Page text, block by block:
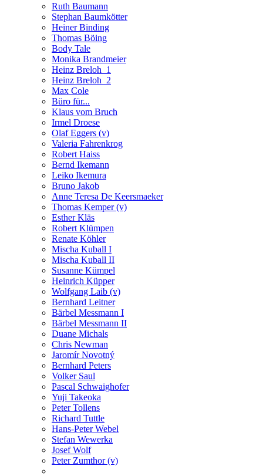
Ruth Baumann
Stephan Baumkötter
Heiner Binding
Thomas Böing
Body Tale
Monika Brandmeier
Heinz Breloh_1
Heinz Breloh_2
Max Cole
Büro für...
Klaus vom Bruch
Irmel Droese
Olaf Eggers (v)
Valeria Fahrenkrog
Robert Haiss
Bernd Ikemann
Leiko Ikemura
Bruno Jakob
Anne Teresa De Keersmaeker
Thomas Kemper (v)
Esther Kläs
Robert Klümpen
Renate Köhler
Mischa Kuball I
Mischa Kuball II
Susanne Kümpel
Heinrich Küpper
Wolfgang Laib (v)
Bernhard Leitner
Bärbel Messmann I
Bärbel Messmann II
Duane Michals
Chris Newman
Jaromír Novotný
Bernhard Peters
Volker Saul
Pascal Schwaighofer
Yuji Takeoka
Peter Tollens
Richard Tuttle
Hans-Peter Webel
Stefan Wewerka
Josef Wolf
Peter Zumthor (v)